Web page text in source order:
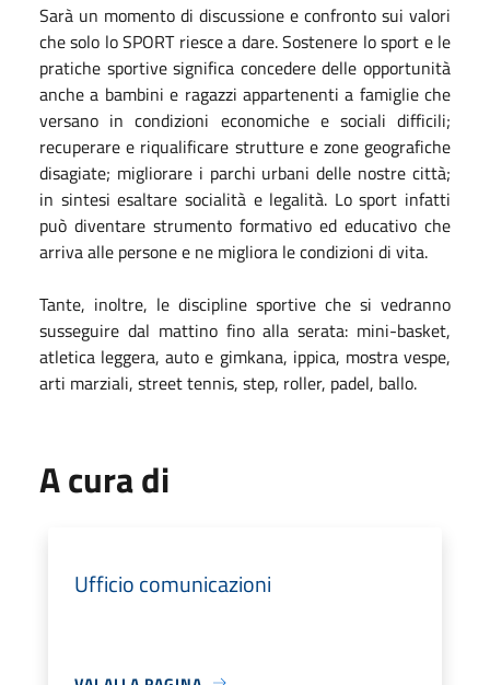
Sarà un momento di discussione e confronto sui valori
che solo lo SPORT riesce a dare. Sostenere lo sport e le
pratiche sportive significa concedere delle opportunità
anche a bambini e ragazzi appartenenti a famiglie che
versano in condizioni economiche e sociali difficili;
recuperare e riqualificare strutture e zone geografiche
disagiate; migliorare i parchi urbani delle nostre città;
in sintesi esaltare socialità e legalità. Lo sport infatti
può diventare strumento formativo ed educativo che
arriva alle persone e ne migliora le condizioni di vita.
Tante, inoltre, le discipline sportive che si vedranno
susseguire dal mattino fino alla serata: mini-basket,
atletica leggera, auto e gimkana, ippica, mostra vespe,
arti marziali, street tennis, step, roller, padel, ballo.
A cura di
Ufficio comunicazioni